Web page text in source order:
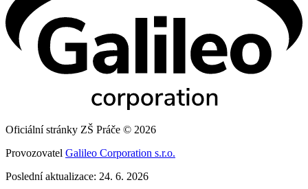
Oficiální stránky ZŠ Práče © 2026
Provozovatel Galileo Corporation s.r.o.
Poslední aktualizace: 24. 6. 2026